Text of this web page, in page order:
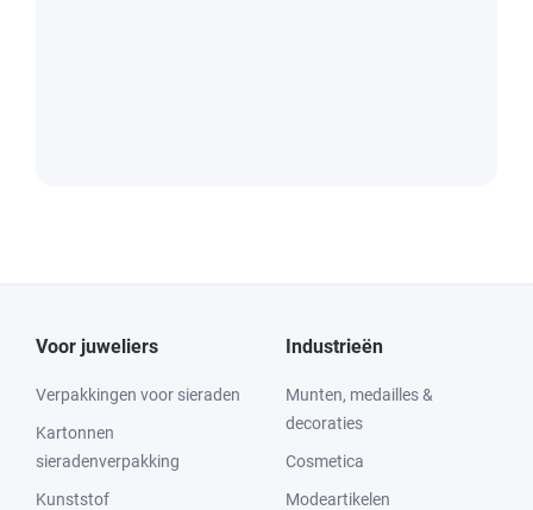
Voor juweliers
Verpakkingen voor sieraden
Kartonnen
sieradenverpakking
Kunststof
Industrieën
Munten, medailles &
decoraties
Cosmetica
Modeartikelen